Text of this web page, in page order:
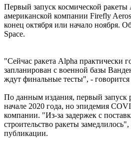
Первый запуск космической ракеты
американской компании Firefly
конец октября или начало ноября.
Space.
"Сейчас ракета Alpha практически
запланирован с военной базы
ждут финальные тесты", -
По данным издания, первый запуск
начале 2020 года, но эпидемия
компании. "Из-за задержек с
строительство ракеты замедлилось",
публикации.